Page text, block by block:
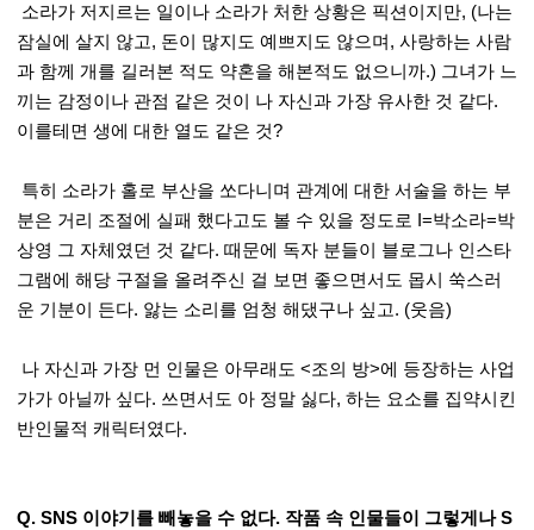
소라가 저지르는 일이나 소라가 처한 상황은 픽션이지만, (나는
잠실에 살지 않고, 돈이 많지도 예쁘지도 않으며, 사랑하는 사람
과 함께 개를 길러본 적도 약혼을 해본적도 없으니까.) 그녀가 느
끼는 감정이나 관점 같은 것이 나 자신과 가장 유사한 것 같다.
이를테면 생에 대한 열도 같은 것?
특히 소라가 홀로 부산을 쏘다니며 관계에 대한 서술을 하는 부
분은 거리 조절에 실패 했다고도 볼 수 있을 정도로 I=박소라=박
상영 그 자체였던 것 같다. 때문에 독자 분들이 블로그나 인스타
그램에 해당 구절을 올려주신 걸 보면 좋으면서도 몹시 쑥스러
운 기분이 든다. 앓는 소리를 엄청 해댔구나 싶고. (웃음)
나 자신과 가장 먼 인물은 아무래도 <조의 방>에 등장하는 사업
가가 아닐까 싶다. 쓰면서도 아 정말 싫다, 하는 요소를 집약시킨
반인물적 캐릭터였다.
Q. SNS 이야기를 빼놓을 수 없다. 작품 속 인물들이 그렇게나 S